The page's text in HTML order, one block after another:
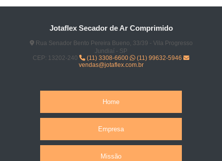
Jotaflex Secador de Ar Comprimido
Rua Senador Bento Pereira Bueno, 33/39 - Vila Progresso
Jundiaí - SP
CEP: 13202-240
(11) 3308-6600
(11) 99632-5946
vendas@jotaflex.com.br
Home
Empresa
Missão